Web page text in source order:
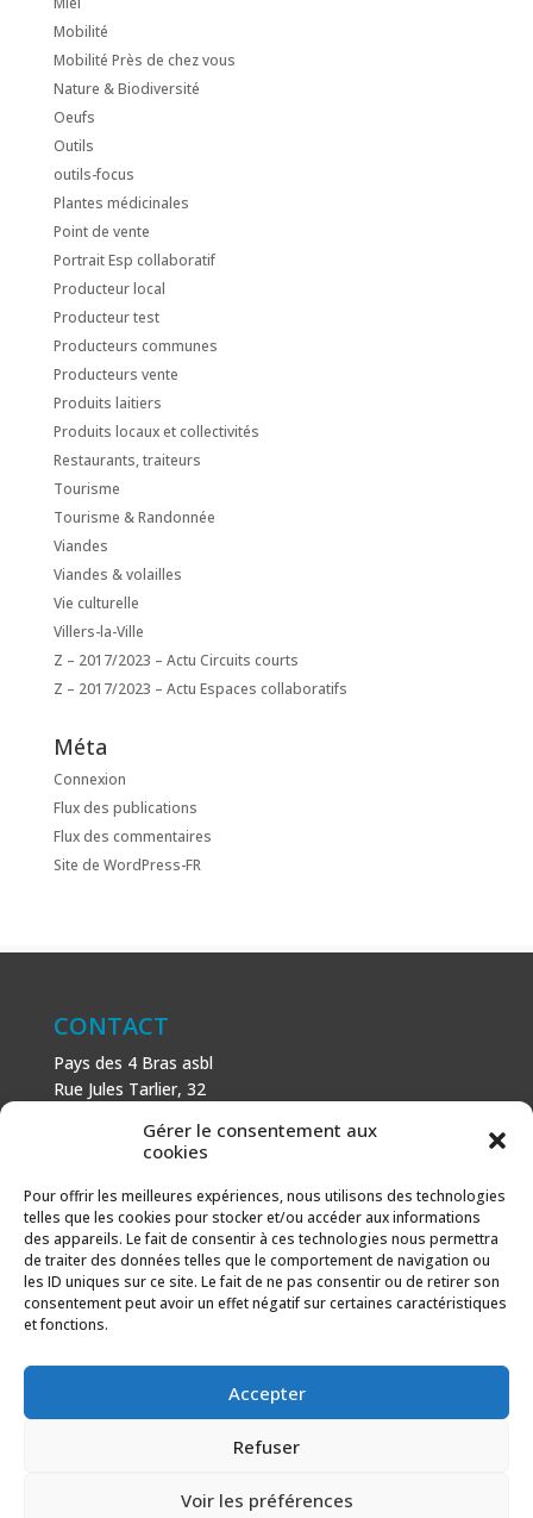
Gérer le consentement aux
cookies
Pour offrir les meilleures expériences, nous utilisons des technologies
telles que les cookies pour stocker et/ou accéder aux informations
des appareils. Le fait de consentir à ces technologies nous permettra
de traiter des données telles que le comportement de navigation ou
les ID uniques sur ce site. Le fait de ne pas consentir ou de retirer son
consentement peut avoir un effet négatif sur certaines caractéristiques
et fonctions.
Accepter
Refuser
Voir les préférences
Mobilité
Mobilité Près de chez vous
Nature & Biodiversité
Oeufs
Outils
outils-focus
Plantes médicinales
Point de vente
Portrait Esp collaboratif
Producteur local
Producteur test
Producteurs communes
Producteurs vente
Produits laitiers
Produits locaux et collectivités
Restaurants, traiteurs
Tourisme
Tourisme & Randonnée
Viandes
Viandes & volailles
Vie culturelle
Villers-la-Ville
Z – 2017/2023 – Actu Circuits courts
Z – 2017/2023 – Actu Espaces collaboratifs
Méta
Connexion
Flux des publications
Flux des commentaires
Site de WordPress-FR
CONTACT
Pays des 4 Bras asbl
Rue Jules Tarlier, 32
+32 (0)71 81 81 29
Mentions légales
Politique de cookies
AVEC LE SOUTIEN DE
Fonds européen agricole pour le développement rural :